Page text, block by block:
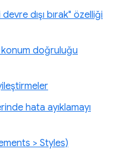
dışı bırak" özelliği
doğruluğu
hata ayıklamayı
> Styles)